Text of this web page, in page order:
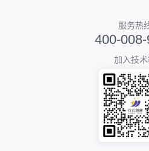
服务热
400-
加入技